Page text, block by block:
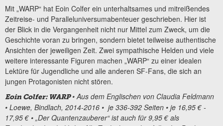
Mit „WARP“ hat Eoin Colfer ein unterhaltsames und mitreißendes
Zeitreise- und Paralleluniversumabenteuer geschrieben. Hier ist
der Blick in die Vergangenheit nicht nur Mittel zum Zweck, um die
Geschichte voran zu bringen, sondern bietet teilweise authentische
Ansichten der jeweiligen Zeit. Zwei sympathische Helden und viele
weitere interessante Figuren machen „WARP“ zu einer idealen
Lektüre für Jugendliche und alle anderen SF-Fans, die sich an
jungen Protagonisten nicht stören.
Eoin Colfer: WARP• Aus dem Englischen von Claudia Feldmann
• Loewe, Bindlach, 2014-2016 • je 336-392 Seiten • je 16,95 € -
17,95 € • „Der Quantenzauberer“ ist auch für 9,95 € als